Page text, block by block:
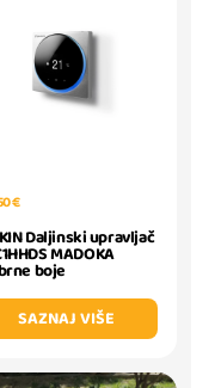
€
Daljinski upravljač
MADOKA
boje
SAZNAJ VIŠE